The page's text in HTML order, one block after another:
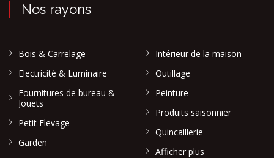
Nos rayons
Bois & Carrelage
Electricité & Luminaire
Fournitures de bureau &
Jouets
Petit Elevage
Garden
Intérieur de la maison
Outillage
Peinture
Produits saisonnier
Quincaillerie
Afficher plus